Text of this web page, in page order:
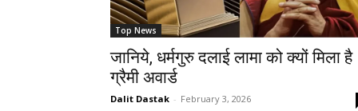
Top News
जानिये, धर्मगुरु दलाई लामा को क्यों मिला है
ग्रैमी अवार्ड
Dalit Dastak - February 3, 2026